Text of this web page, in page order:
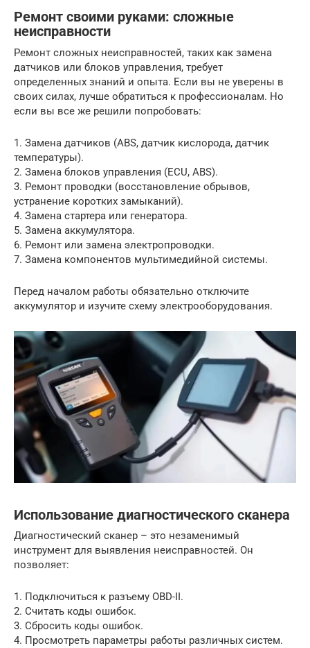
Ремонт своими руками: сложные
неисправности
Ремонт сложных неисправностей, таких как замена
датчиков или блоков управления, требует
определенных знаний и опыта. Если вы не уверены в
своих силах, лучше обратиться к профессионалам. Но
если вы все же решили попробовать:
1. Замена датчиков (ABS, датчик кислорода, датчик
температуры).
2. Замена блоков управления (ECU, ABS).
3. Ремонт проводки (восстановление обрывов,
устранение коротких замыканий).
4. Замена стартера или генератора.
5. Замена аккумулятора.
6. Ремонт или замена электропроводки.
7. Замена компонентов мультимедийной системы.
Перед началом работы обязательно отключите
аккумулятор и изучите схему электрооборудования.
Использование диагностического сканера
Диагностический сканер – это незаменимый
инструмент для выявления неисправностей. Он
позволяет:
1. Подключиться к разъему OBD-II.
2. Считать коды ошибок.
3. Сбросить коды ошибок.
4. Просмотреть параметры работы различных систем.